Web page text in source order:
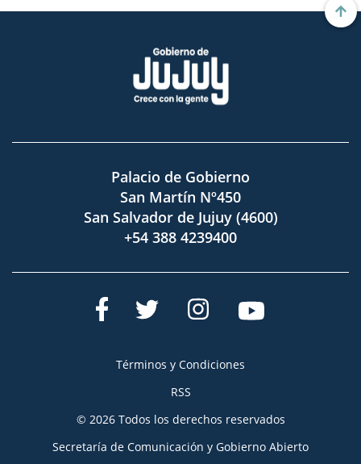
Palacio de Gobierno
San Martín Nº450
San Salvador de Jujuy (4600)
+54 388 4239400
Términos y Condiciones
RSS
© 2026 Todos los derechos reservados
Secretaría de Comunicación y Gobierno Abierto